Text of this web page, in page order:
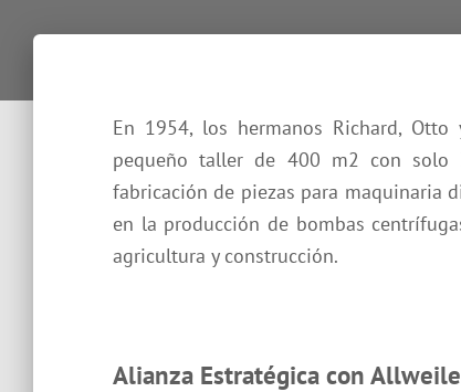
En 1954, los hermanos Richard,
pequeño taller de 400 m2 con solo
fabricación de piezas para maquinaria
en la producción de bombas
agricultura y construcción.
Alianza Estratégica con